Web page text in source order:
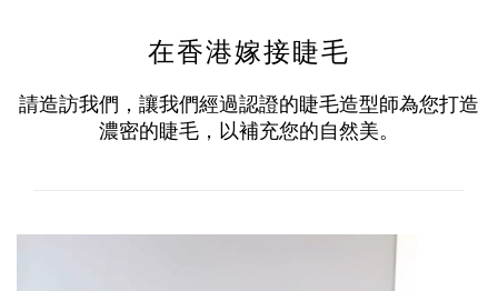
在香港嫁接睫毛
請造訪我們，讓我們經過認證的睫毛造型師為您打造
濃密的睫毛，以補充您的自然美。